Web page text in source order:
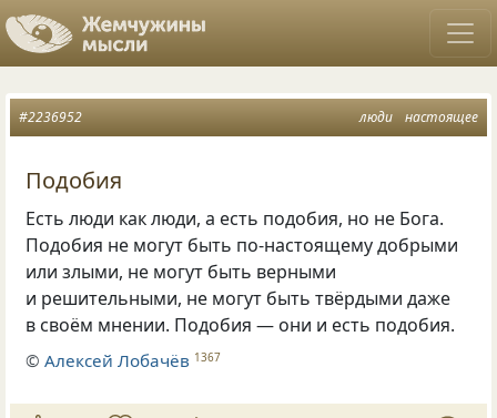
люди настоящее
#2236952
Подобия
Есть люди как люди, а есть подобия, но не Бога.
Подобия не могут быть по-настоящему добрыми
или злыми, не могут быть верными
и решительными, не могут быть твёрдыми даже
в своём мнении. Подобия — они и есть подобия.
©Алексей Лобачёв 1367